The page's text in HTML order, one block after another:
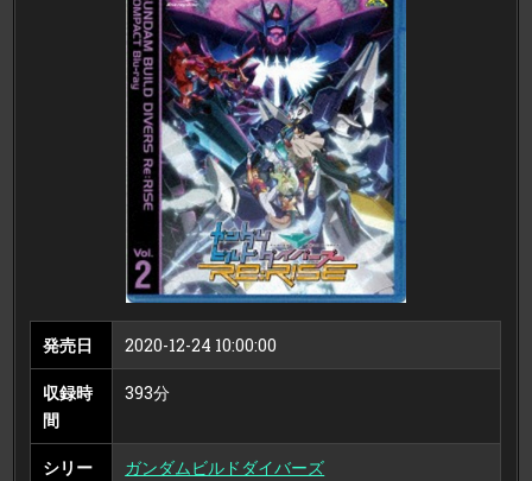
ス
発売日 2020-12-24 10:00:00
収録時
間
393分
シリー
ガンダムビルドダイバーズ